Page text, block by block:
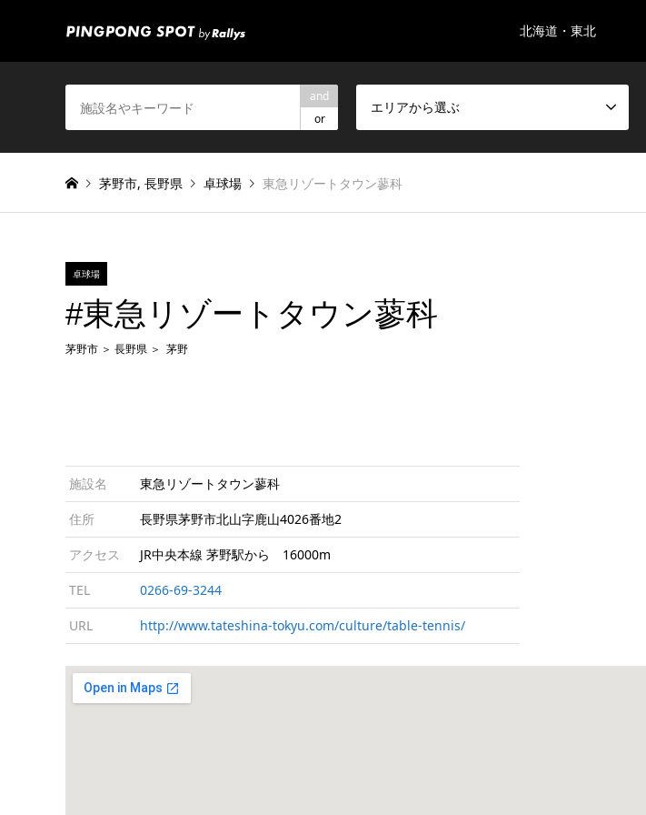
北海道・東北
and
or
エリアから選ぶ
茅野市, 長野県 卓球場 東急リゾートタウン蓼科
卓球場
#東急リゾートタウン蓼科
茅野市 長野県 茅野
施設名 東急リゾートタウン蓼科
住所 長野県茅野市北山字鹿山4026番地2
アクセス JR中央本線 茅野駅から 16000m
TEL 0266-69-3244
URL http://www.tateshina-tokyu.com/culture/table-tennis/